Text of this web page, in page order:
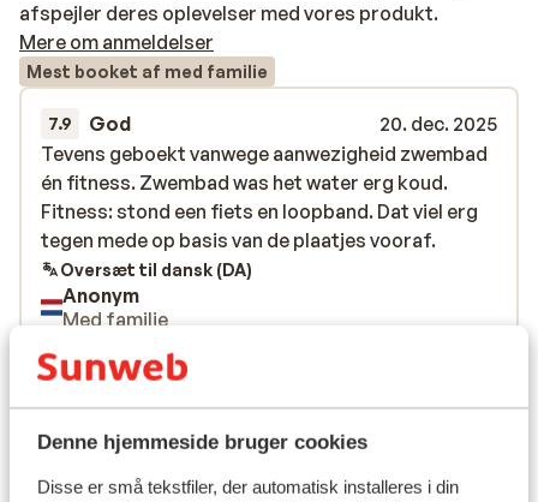
Denne hjemmeside bruger cookies
Disse er små tekstfiler, der automatisk installeres i din
afspejler deres oplevelser med vores produkt.
Mere om anmeldelser
Mest booket af med familie
7.9 God
20. dec. 2025
Tevens geboekt vanwege aanwezigheid zwembad
én fitness. Zwembad was het water erg koud.
Fitness: stond een fiets en loopband. Dat viel erg
tegen mede op basis van de plaatjes vooraf.
Tevens geboekt vanwege aanwezigheid zwembad
én fitness. Zwembad was het water erg koud.
Fitness: stond een fiets en loopband. Dat viel erg
tegen mede op basis van de plaatjes vooraf.
Oversæt til dansk (DA)
Anonym
Med familie
Se alle 1 anmeldelser
Liftkort